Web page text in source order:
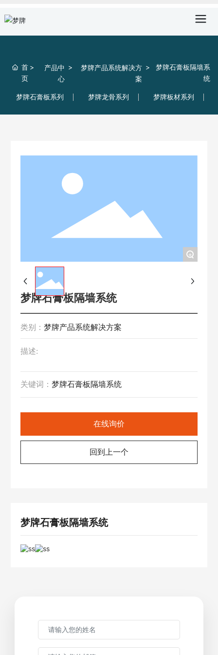
首
页
产品中
心
梦牌产品系统解决方
案
梦牌石膏板隔墙系
统
梦牌石膏板系列 梦牌龙骨系列 梦牌板材系列
+
梦牌石膏板隔墙系统
类别：梦牌产品系统解决方案
描述:
关键词：梦牌石膏板隔墙系统
在线询价
回到上一个
梦牌石膏板隔墙系统